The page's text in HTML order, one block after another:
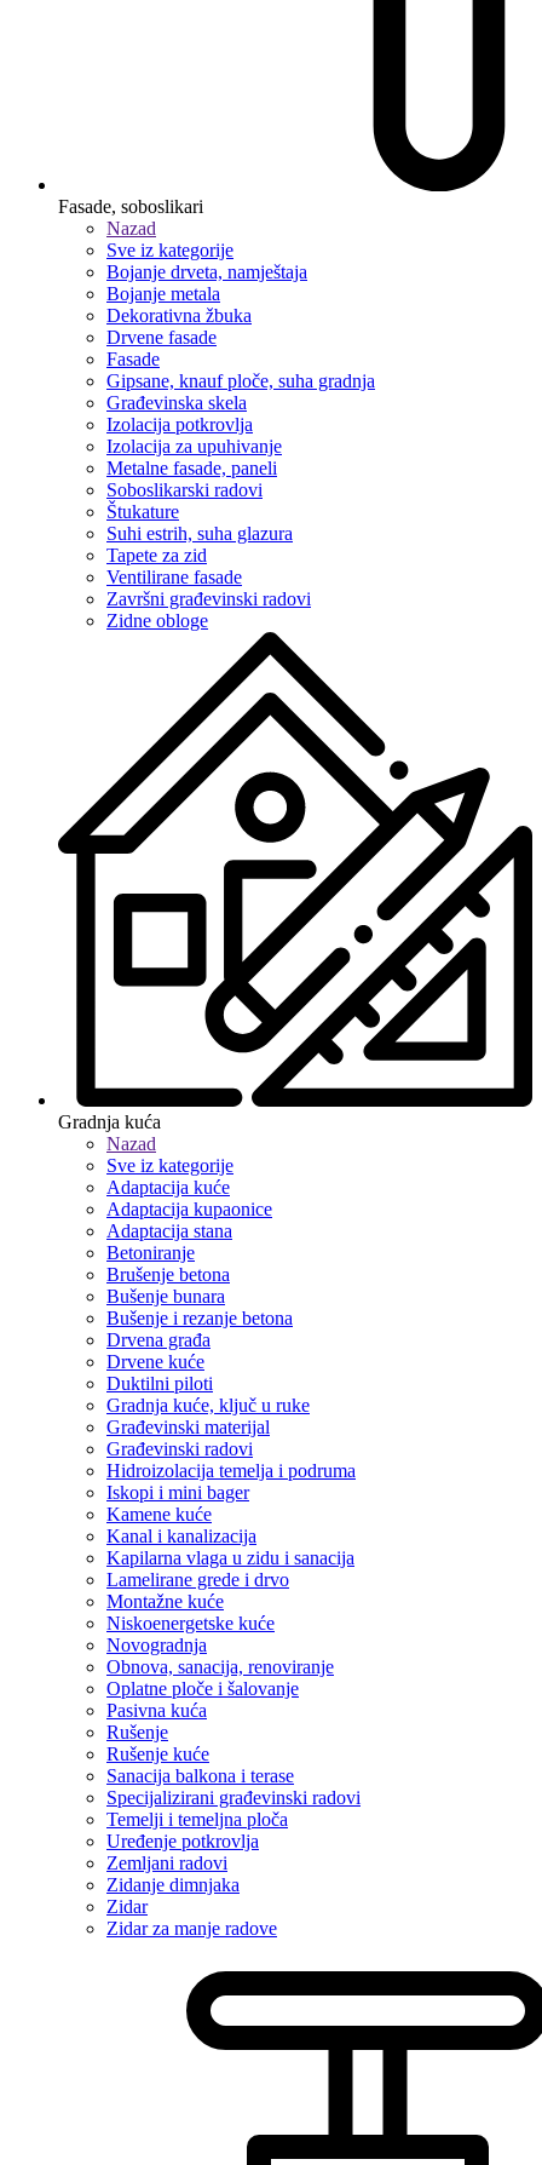
Fasade, soboslikari
Nazad
Sve iz kategorije
Bojanje drveta, namještaja
Bojanje metala
Dekorativna žbuka
Drvene fasade
Fasade
Gipsane, knauf ploče, suha gradnja
Građevinska skela
Izolacija potkrovlja
Izolacija za upuhivanje
Metalne fasade, paneli
Soboslikarski radovi
Štukature
Suhi estrih, suha glazura
Tapete za zid
Ventilirane fasade
Završni građevinski radovi
Zidne obloge
Gradnja kuća
Nazad
Sve iz kategorije
Adaptacija kuće
Adaptacija kupaonice
Adaptacija stana
Betoniranje
Brušenje betona
Bušenje bunara
Bušenje i rezanje betona
Drvena građa
Drvene kuće
Duktilni piloti
Gradnja kuće, ključ u ruke
Građevinski materijal
Građevinski radovi
Hidroizolacija temelja i podruma
Iskopi i mini bager
Kamene kuće
Kanal i kanalizacija
Kapilarna vlaga u zidu i sanacija
Lamelirane grede i drvo
Montažne kuće
Niskoenergetske kuće
Novogradnja
Obnova, sanacija, renoviranje
Oplatne ploče i šalovanje
Pasivna kuća
Rušenje
Rušenje kuće
Sanacija balkona i terase
Specijalizirani građevinski radovi
Temelji i temeljna ploča
Uređenje potkrovlja
Zemljani radovi
Zidanje dimnjaka
Zidar
Zidar za manje radove